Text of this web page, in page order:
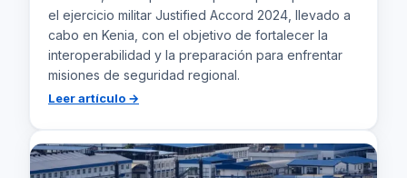
el ejercicio militar Justified Accord 2024, llevado a
cabo en Kenia, con el objetivo de fortalecer la
interoperabilidad y la preparación para enfrentar
misiones de seguridad regional.
Leer artículo →
de
Kenia